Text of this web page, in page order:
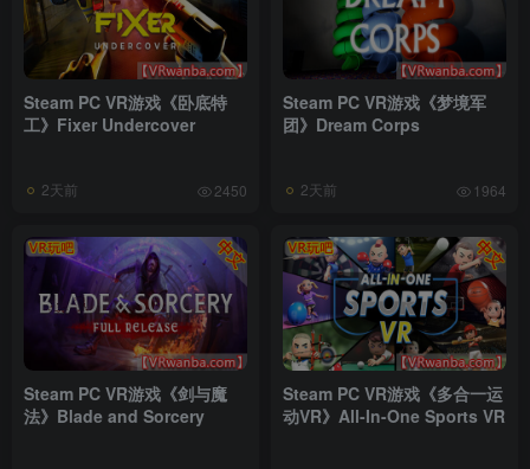
Steam PC VR游戏《卧底特
工》Fixer Undercover
2天前 2450
Steam PC VR游戏《梦境军
团》Dream Corps
2天前 1964
Steam PC VR游戏《剑与魔
法》Blade and Sorcery
Steam PC VR游戏《多合一运
动VR》All-In-One Sports VR